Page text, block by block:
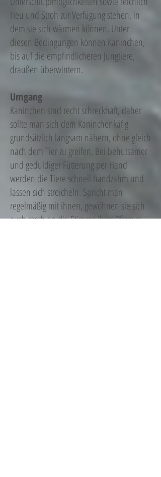
Heu und Stroh zur Verfügung stehen, in
dem sie sich wärmen können. Unter
diesen Bedingungen können Kaninchen,
bis auf die empfindlicheren Jungtiere,
draußen überwintern.
Umgang
Kaninchen sind recht schreckhaft, daher
sollte man sich dem Kaninchenkäfig
grundsätzlich langsam nähern, ohne gleich
nach dem Tier zu greifen. Bei behutsamer
und geduldiger Fütterung per Hand
werden die Tiere schnell handzahm und
lassen sich streicheln. Spricht man
regelmäßig mit ihnen, gewöhnen sie sich
auch rasch an die Stimme ihres Pflegers.